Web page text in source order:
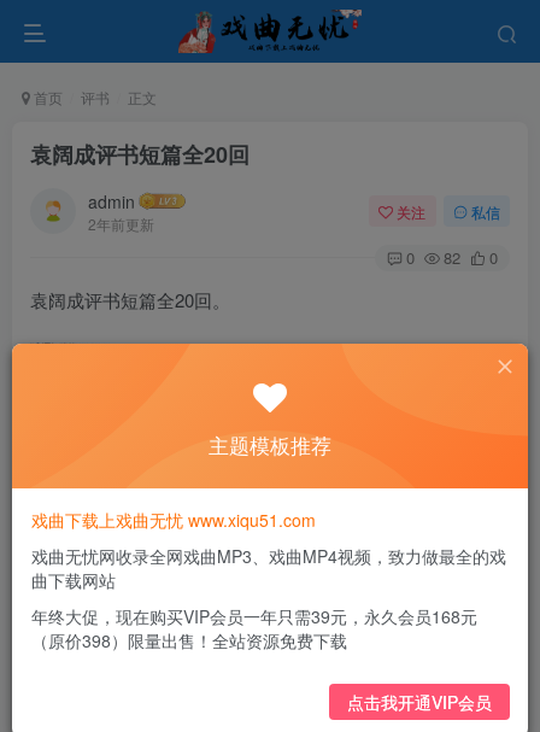
首页 评书 正文
袁阔成评书短篇全20回
admin
2年前更新
关注 私信
0 82 0
袁阔成评书短篇全20回。
三国演义后记.mp3
主题模板推荐
戏曲下载上戏曲无忧 www.xiqu51.com
戏曲无忧网收录全网戏曲MP3、戏曲MP4视频，致力做最全的戏
曲下载网站
年终大促，现在购买VIP会员一年只需39元，永久会员168元
（原价398）限量出售！全站资源免费下载
点击我开通VIP会员